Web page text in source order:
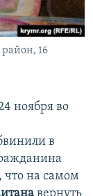
16
ноября во
в
на самом